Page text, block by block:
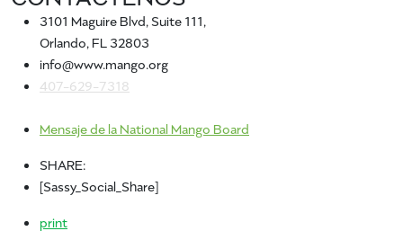
3101 Maguire Blvd, Suite 111,
Orlando, FL 32803
info@www.mango.org
407-629-7318
Mensaje de la National Mango Board
SHARE:
[Sassy_Social_Share]
print